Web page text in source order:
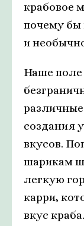
крабовое
почему бы
и
Наше поле
создания
вкусов.
шарикам
легкую
карри,
вкус